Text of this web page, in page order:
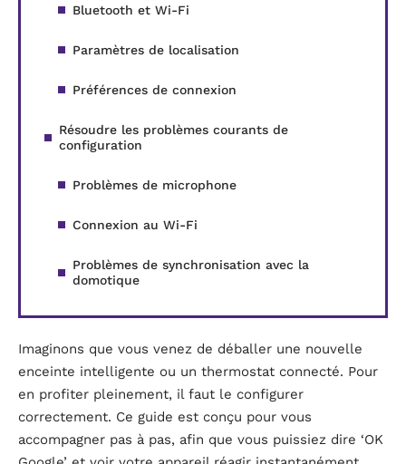
Bluetooth et Wi-Fi
Paramètres de localisation
Préférences de connexion
Résoudre les problèmes courants de
configuration
Problèmes de microphone
Connexion au Wi-Fi
Problèmes de synchronisation avec la
domotique
Imaginons que vous venez de déballer une nouvelle
enceinte intelligente ou un thermostat connecté. Pour
en profiter pleinement, il faut le configurer
correctement. Ce guide est conçu pour vous
accompagner pas à pas, afin que vous puissiez dire ‘OK